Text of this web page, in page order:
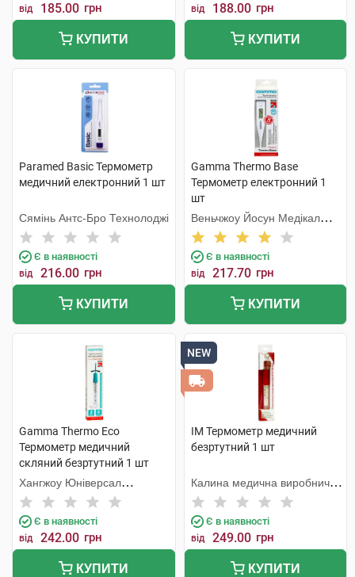
від 185.00 грн
КУПИТИ
від 188.00 грн
КУПИТИ
Paramed Basic Термометр
медичний електронний 1 шт
Сямінь Антс-Бро Технолоджі
Є в наявності
від 216.00 грн
КУПИТИ
Gamma Thermo Base
Термометр електронний 1
шт
Веньчжоу Йосун Медікал
Технолоджі
Є в наявності
від 217.70 грн
КУПИТИ
Gamma Thermo Eco
Термометр медичний
скляний безртутний 1 шт
Хангжоу Юніверсал
Електронік
Є в наявності
від 242.00 грн
КУПИТИ
NEW
IM Термометр медичний
безртутний 1 шт
Калина медична виробнича
компанія
Є в наявності
від 249.00 грн
КУПИТИ